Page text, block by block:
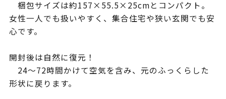
梱包サイズは約157×55.5×25cmとコンパクト。
女性一人でも扱いやすく、集合住宅や狭い玄関でも安
心です。
開封後は自然に復元！
24〜72時間かけて空気を含み、元のふっくらした
形状に戻ります。